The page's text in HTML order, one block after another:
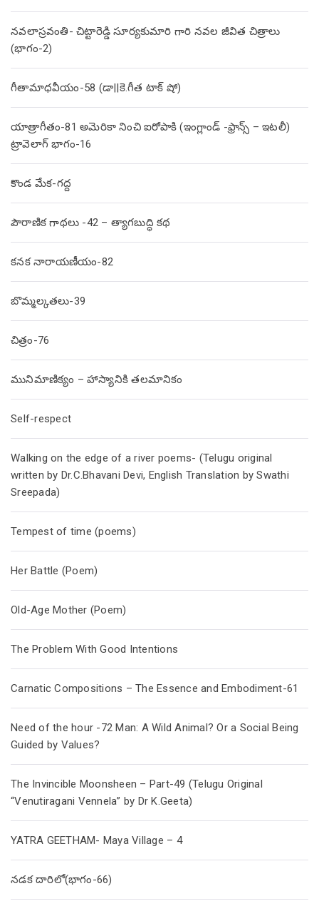
నవలాస్రవంతి- చిట్టారెడ్డి సూర్యకుమారి గారి నవల జీవిత చిత్రాలు
(భాగం-2)
గీతామాధవీయం-58 (డా||కె.గీత టాక్ షో)
యాత్రాగీతం-81 అమెరికా నించి ఐరోపాకి (ఇంగ్లాండ్ -ఫ్రాన్స్ – ఇటలీ)
ట్రావెలాగ్ భాగం-16
కొండ మేక-గద్ద
పౌరాణిక గాథలు -42 – త్యాగబుద్ధి కథ
కనక నారాయణీయం-82
బొమ్మల్కతలు-39
చిత్రం-76
మునిమాణిక్యం – హాస్యానికి తలమానికం
Self-respect
Walking on the edge of a river poems- (Telugu original
written by Dr.C.Bhavani Devi, English Translation by Swathi
Sreepada)
Tempest of time (poems)
Her Battle (Poem)
Old-Age Mother (Poem)
The Problem With Good Intentions
Carnatic Compositions – The Essence and Embodiment-61
Need of the hour -72 Man: A Wild Animal? Or a Social Being
Guided by Values?
The Invincible Moonsheen – Part-49 (Telugu Original
“Venutiragani Vennela” by Dr K.Geeta)
YATRA GEETHAM- Maya Village – 4
నడక దారిలో(భాగం-66)